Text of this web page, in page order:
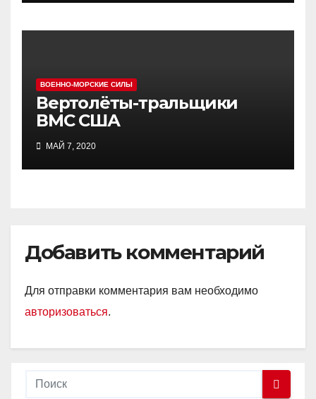
ВОЕННО-МОРСКИЕ СИЛЫ
Вертолёты-тральщики
ВМС США
МАЙ 7, 2020
Добавить комментарий
Для отправки комментария вам необходимо
авторизоваться.